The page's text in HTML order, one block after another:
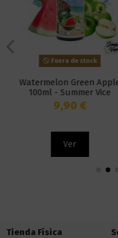
Fuera de stock
Watermelon Green
100ml - Summer Vice
9,90 €
Ver
Tienda Física